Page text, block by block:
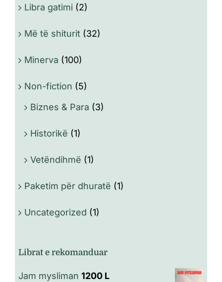
Libra gatimi (2)
Më të shiturit (32)
Minerva (100)
Non-fiction (5)
Biznes & Para (3)
Historikë (1)
Vetëndihmë (1)
Paketim për dhuratë (1)
Uncategorized (1)
Librat e rekomanduar
Jam mysliman 1200 L